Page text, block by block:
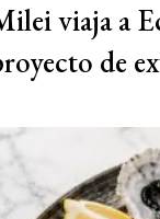
viaja a
de